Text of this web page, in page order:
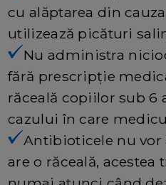
cu alăptarea din
utilizează picături
Nu administra
fără prescripție
răceală copiilor sub 6
cazului în care
Antibioticele nu vor
are o răceală, acestea